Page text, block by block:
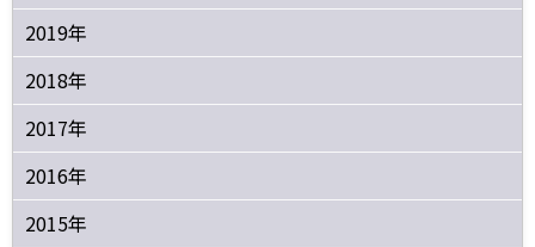
2019年
2018年
2017年
2016年
2015年